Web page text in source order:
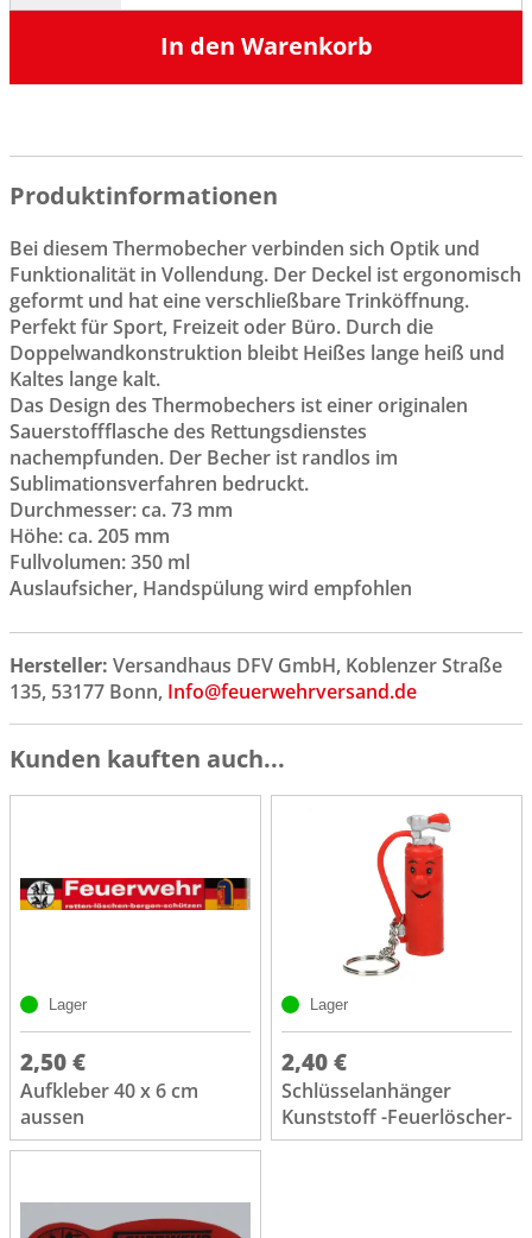
In den Warenkorb
Produktinformationen
Bei diesem Thermobecher verbinden sich Optik und
Funktionalität in Vollendung. Der Deckel ist ergonomisch
geformt und hat eine verschließbare Trinköffnung.
Perfekt für Sport, Freizeit oder Büro. Durch die
Doppelwandkonstruktion bleibt Heißes lange heiß und
Kaltes lange kalt.
Das Design des Thermobechers ist einer originalen
Sauerstoffflasche des Rettungsdienstes
nachempfunden. Der Becher ist randlos im
Sublimationsverfahren bedruckt.
Durchmesser: ca. 73 mm
Höhe: ca. 205 mm
Fullvolumen: 350 ml
Auslaufsicher, Handspülung wird empfohlen
Hersteller: Versandhaus DFV GmbH, Koblenzer Straße
135, 53177 Bonn, Info@feuerwehrversand.de
Kunden kauften auch...
Lager
2,50 €
Aufkleber 40 x 6 cm
aussen
Lager
2,40 €
Schlüsselanhänger
Kunststoff -Feuerlöscher-